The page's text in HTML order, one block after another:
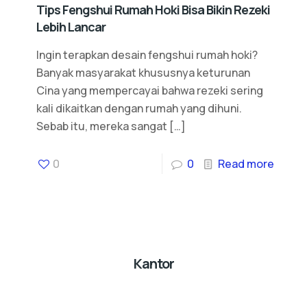
Tips Fengshui Rumah Hoki Bisa Bikin Rezeki
Lebih Lancar
Ingin terapkan desain fengshui rumah hoki?
Banyak masyarakat khususnya keturunan
Cina yang mempercayai bahwa rezeki sering
kali dikaitkan dengan rumah yang dihuni.
Sebab itu, mereka sangat […]
0 0 Read more
Kantor